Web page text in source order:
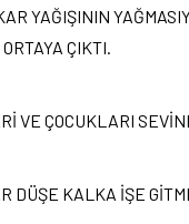
YAĞIŞININ
ÇIKTI.
VE ÇOCUKLARI
DÜŞE KALKA İŞE